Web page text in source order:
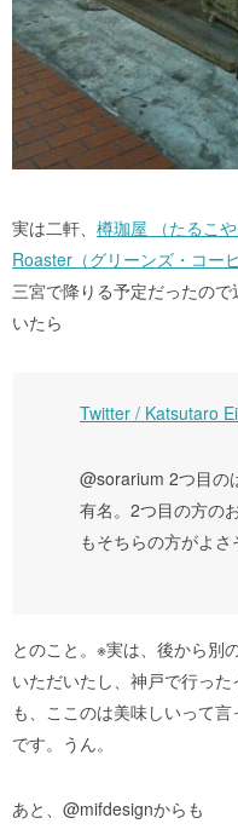
実は二軒、 樽珈屋 （たるこや
Roaster（グリーンズ・コー
三宮で降りる予定だったの
いたら
Twitter / Katsutaro
@sorarium 2つ目の
有名。2つ目の方の
もそちらの方がよさ
とのこと。※実は、後から別
いただいたし、神戸で行っ
も、ここのは美味しいって
です。うん。
あと、@mifdesignからも